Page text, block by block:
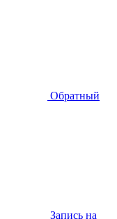
Обратный
Запись на